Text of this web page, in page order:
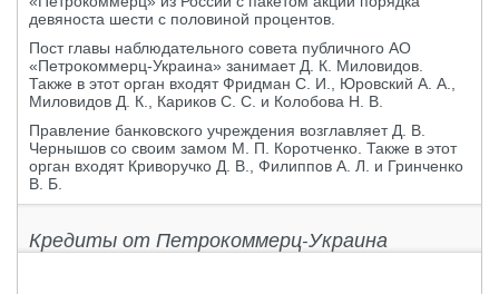
девяноста шести с половиной процентов.
Пост главы наблюдательного совета публичного АО
«Петрокоммерц-Украина» занимает Д. К. Миловидов.
Также в этот орган входят Фридман С. И., Юровский А. А.,
Миловидов Д. К., Кариков С. С. и Колобова Н. В.
Правление банковского учреждения возглавляет Д. В.
Чернышов со своим замом М. П. Коротченко. Также в этот
орган входят Криворучко Д. В., Филиппов А. Л. и Гринченко
В. Б.
Кредиты от Петрокоммерц-Украина